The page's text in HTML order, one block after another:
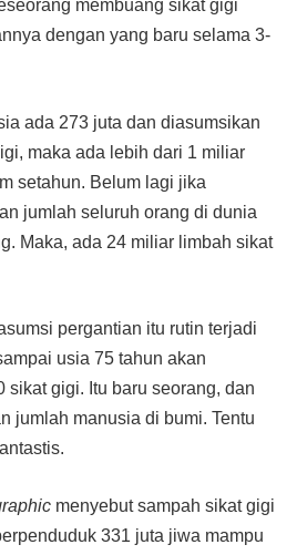
membuang sikat gigi
dengan yang baru selama 3-
ada 273 juta dan diasumsikan
maka ada lebih dari 1 miliar
setahun. Belum lagi jika
jumlah seluruh orang di dunia
Maka, ada 24 miliar limbah sikat
pergantian itu rutin terjadi
usia 75 tahun akan
sikat gigi. Itu baru seorang, dan
jumlah manusia di bumi. Tentu
menyebut sampah sikat gigi
331 juta jiwa mampu